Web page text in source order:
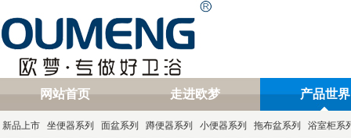
网站首页 走进欧梦 产品世界
新品上市 坐便器系列 面盆系列 蹲便器系列 小便器系列 拖布盆系列 浴室柜系